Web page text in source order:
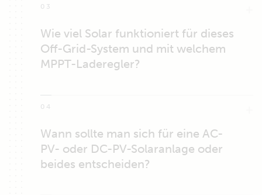
03
Wie viel Solar funktioniert für dieses
Off-Grid-System und mit welchem
MPPT-Laderegler?
04
Wann sollte man sich für eine AC-
PV- oder DC-PV-Solaranlage oder
beides entscheiden?